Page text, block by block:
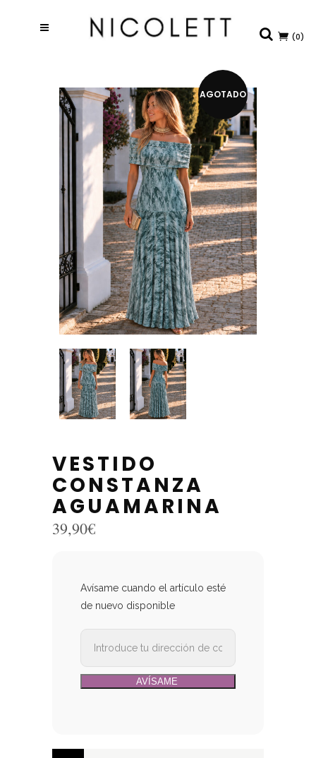
(0)
AGOTADO
VESTIDO
CONSTANZA
AGUAMARINA
39,90€
Avísame cuando el artículo esté
de nuevo disponible